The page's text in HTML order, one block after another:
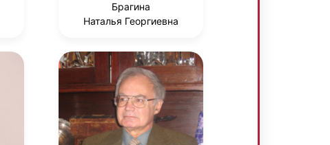
Брагина
Наталья Георгиевна